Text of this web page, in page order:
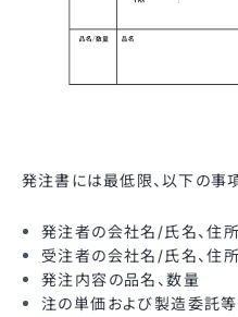
発注書には最低限、以下の事
発注者の会社名/氏名、住
受注者の会社名/氏名、住
発注内容の品名、数量
注の単価および製造委託等